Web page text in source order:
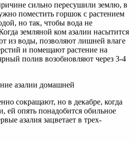
сильно пересушили землю, в
поместить горшок с растением
но так, чтобы вода не
земляной ком азалии насытится
из воды, позволяют лишней влаге
и помещают растение на
полив возобновляют через 3-4
сокращают, но в декабре, когда
ей опять понадобится обильное
азалия зацветает в трех-